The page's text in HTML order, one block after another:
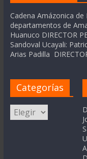
Cadena Amázonica
departamentos de
Huanuco DIRECTOR
Sandoval Ucayali:
Arias Padilla
Categorías
Categorías